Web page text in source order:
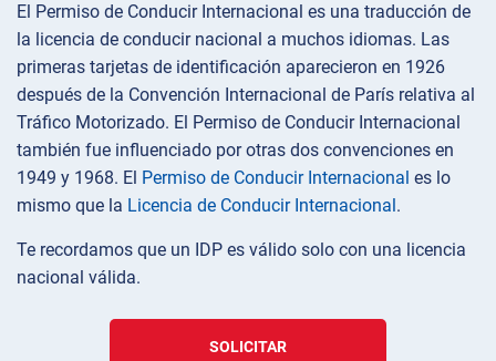
El Permiso de Conducir Internacional es una traducción de
la licencia de conducir nacional a muchos idiomas. Las
primeras tarjetas de identificación aparecieron en 1926
después de la Convención Internacional de París relativa al
Tráfico Motorizado. El Permiso de Conducir Internacional
también fue influenciado por otras dos convenciones en
1949 y 1968. El Permiso de Conducir Internacional es lo
mismo que la Licencia de Conducir Internacional .
Te recordamos que un IDP es válido solo con una licencia
nacional válida.
SOLICITAR